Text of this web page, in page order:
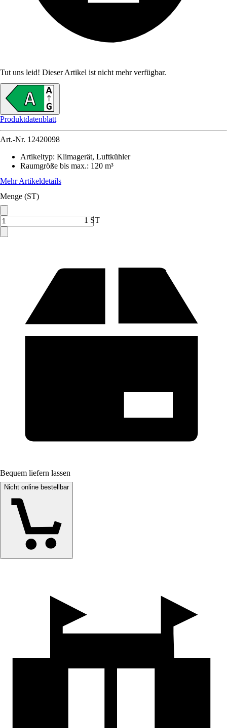
Tut uns leid! Dieser Artikel ist nicht mehr verfügbar.
Produktdatenblatt
Art.-Nr. 12420098
Artikeltyp: Klimagerät, Luftkühler
Raumgröße bis max.: 120 m³
Mehr Artikeldetails
Menge (ST)
1 ST
Bequem liefern lassen
Nicht online bestellbar